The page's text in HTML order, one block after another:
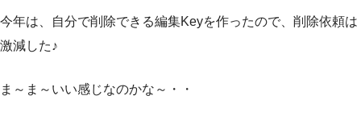
今年は、自分で削除できる編集Keyを作ったので、削除依頼は
激減した♪
ま～ま～いい感じなのかな～・・